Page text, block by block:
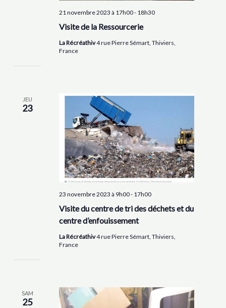
Visite de la Ressourcerie
21 novembre 2023 à 17h00- 18h30
La Récréathiv4 rue Pierre Sémart, Thiviers,
France
JEU
23
Visite du centre de tri des déchets et du
centre d’enfouissement
23 novembre 2023 à 9h00- 17h00
La Récréathiv4 rue Pierre Sémart, Thiviers,
France
SAM
25